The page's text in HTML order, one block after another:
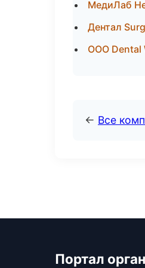
МедиЛаб
Дентал
ООО Dental
← Все
Портал